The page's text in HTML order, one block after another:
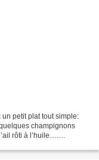
un petit plat tout simple:
champignons
rôti à l’huile….